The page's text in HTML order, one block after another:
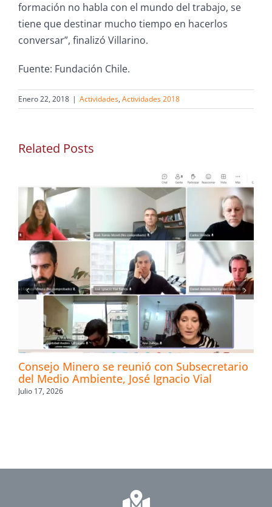
formación no habla con el mundo del trabajo, se
tiene que destinar mucho tiempo en hacerlos
conversar”, finalizó Villarino.
Fuente: Fundación Chile.
Enero 22, 2018 | Actividades, Actividades 2018
Related Posts
Consejo Minero se reunió con Subsecretario
del Medio Ambiente, José Ignacio Vial
Julio 17, 2026